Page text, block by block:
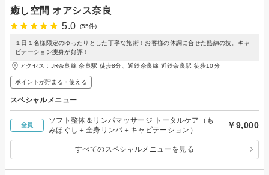
癒し空間 オアシス奈良
5.0
(55件)
１日１名様限定のゆったりとした丁寧な施術！お客様の体調に合せた熟練の技。キャ
ビテーション痩身が好評！
アクセス：JR奈良線 奈良駅 徒歩8分、近鉄奈良線 近鉄奈良駅 徒歩10分
ポイントが貯まる・使える
スペシャルメニュー
全員
ソフト整体＆リンパマッサージ トータルケア（も
みほぐし＋全身リンパ＋キャビテーション） １
８０分
￥9,000
すべてのスペシャルメニューを見る